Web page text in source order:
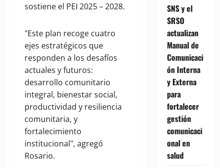
sostiene el PEI 2025 – 2028.
"Este plan recoge cuatro
ejes estratégicos que
responden a los desafíos
actuales y futuros:
desarrollo comunitario
integral, bienestar social,
productividad y resiliencia
comunitaria, y
fortalecimiento
institucional", agregó
Rosario.
SNS y el
SRSO
actualizan
Manual de
Comunicaci
ón Interna
y Externa
para
fortalecer
gestión
comunicaci
onal en
salud